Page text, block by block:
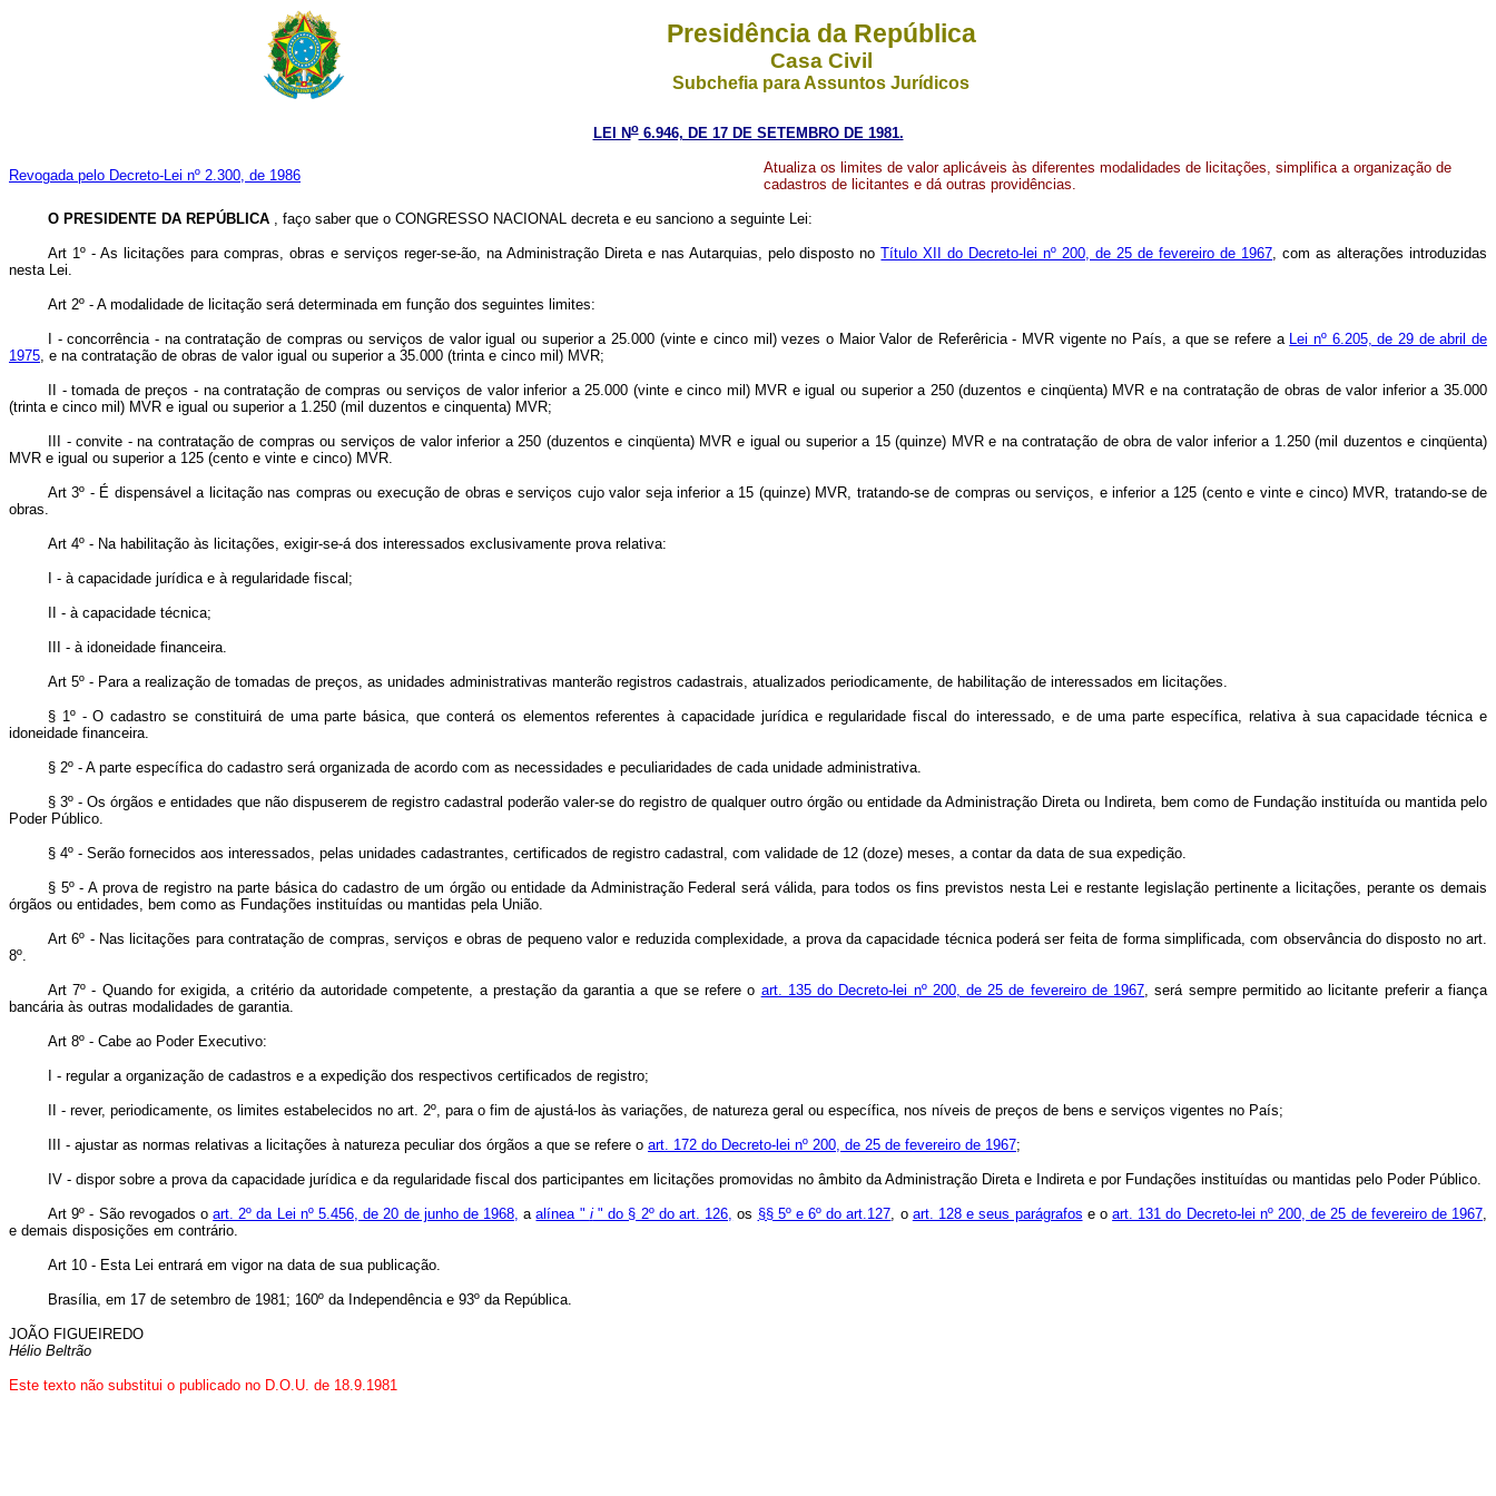
Presidência da República
Casa Civil
Subchefia para Assuntos Jurídicos
LEI No6.946, DE 17 DE SETEMBRO DE 1981.
Revogada pelo Decreto-Lei nº 2.300, de 1986
Atualiza os limites de valor aplicáveis às diferentes modalidades de licitações, simplifica a organização de
cadastros de licitantes e dá outras providências.
O PRESIDENTE DA REPÚBLICA , faço saber que o CONGRESSO NACIONAL decreta e eu sanciono a seguinte Lei:
Art 1º - As licitações para compras, obras e serviços reger-se-ão, na Administração Direta e nas Autarquias, pelo disposto noTítulo XII do Decreto-lei nº 200, de 25 de fevereiro de 1967, com as alterações introduzidas
nesta Lei.
Art 2º - A modalidade de licitação será determinada em função dos seguintes limites:
I - concorrência - na contratação de compras ou serviços de valor igual ou superior a 25.000 (vinte e cinco mil) vezes o Maior Valor de Referêricia - MVR vigente no País, a que se refere a Lei nº 6.205, de 29 de abril de
1975, e na contratação de obras de valor igual ou superior a 35.000 (trinta e cinco mil) MVR;
II - tomada de preços - na contratação de compras ou serviços de valor inferior a 25.000 (vinte e cinco mil) MVR e igual ou superior a 250 (duzentos e cinqüenta) MVR e na contratação de obras de valor inferior a 35.000
(trinta e cinco mil) MVR e igual ou superior a 1.250 (mil duzentos e cinquenta) MVR;
III - convite - na contratação de compras ou serviços de valor inferior a 250 (duzentos e cinqüenta) MVR e igual ou superior a 15 (quinze) MVR e na contratação de obra de valor inferior a 1.250 (mil duzentos e cinqüenta)
MVR e igual ou superior a 125 (cento e vinte e cinco) MVR.
Art 3º - É dispensável a licitação nas compras ou execução de obras e serviços cujo valor seja inferior a 15 (quinze) MVR, tratando-se de compras ou serviços, e inferior a 125 (cento e vinte e cinco) MVR, tratando-se de
obras.
Art 4º - Na habilitação às licitações, exigir-se-á dos interessados exclusivamente prova relativa:
I - à capacidade jurídica e à regularidade fiscal;
II - à capacidade técnica;
III - à idoneidade financeira.
Art 5º - Para a realização de tomadas de preços, as unidades administrativas manterão registros cadastrais, atualizados periodicamente, de habilitação de interessados em licitações.
§ 1º - O cadastro se constituirá de uma parte básica, que conterá os elementos referentes à capacidade jurídica e regularidade fiscal do interessado, e de uma parte específica, relativa à sua capacidade técnica e
idoneidade financeira.
§ 2º - A parte específica do cadastro será organizada de acordo com as necessidades e peculiaridades de cada unidade administrativa.
§ 3º - Os órgãos e entidades que não dispuserem de registro cadastral poderão valer-se do registro de qualquer outro órgão ou entidade da Administração Direta ou Indireta, bem como de Fundação instituída ou mantida pelo
Poder Público.
§ 4º - Serão fornecidos aos interessados, pelas unidades cadastrantes, certificados de registro cadastral, com validade de 12 (doze) meses, a contar da data de sua expedição.
§ 5º - A prova de registro na parte básica do cadastro de um órgão ou entidade da Administração Federal será válida, para todos os fins previstos nesta Lei e restante legislação pertinente a licitações, perante os demais
órgãos ou entidades, bem como as Fundações instituídas ou mantidas pela União.
Art 6º - Nas licitações para contratação de compras, serviços e obras de pequeno valor e reduzida complexidade, a prova da capacidade técnica poderá ser feita de forma simplificada, com observância do disposto no art.
8º.
Art 7º - Quando for exigida, a critério da autoridade competente, a prestação da garantia a que se refere o art. 135 do Decreto-lei nº 200, de 25 de fevereiro de 1967, será sempre permitido ao licitante preferir a fiança
bancária às outras modalidades de garantia.
Art 8º - Cabe ao Poder Executivo:
I - regular a organização de cadastros e a expedição dos respectivos certificados de registro;
II - rever, periodicamente, os limites estabelecidos no art. 2º, para o fim de ajustá-los às variações, de natureza geral ou específica, nos níveis de preços de bens e serviços vigentes no País;
III - ajustar as normas relativas a licitações à natureza peculiar dos órgãos a que se refere o art. 172 do Decreto-lei nº 200, de 25 de fevereiro de 1967;
IV - dispor sobre a prova da capacidade jurídica e da regularidade fiscal dos participantes em licitações promovidas no âmbito da Administração Direta e Indireta e por Fundações instituídas ou mantidas pelo Poder Público.
Art 9º - São revogados oart. 2º da Lei nº 5.456, de 20 de junho de 1968, aalínea " i" do § 2º do art. 126, os §§ 5º e 6º do art.127, o art. 128 e seus parágrafos e oart. 131 do Decreto-lei nº 200, de 25 de fevereiro de 1967,
e demais disposições em contrário.
Art 10 - Esta Lei entrará em vigor na data de sua publicação.
Brasília, em 17 de setembro de 1981; 160º da Independência e 93º da República.
JOÃO FIGUEIREDO
Hélio Beltrão
Este texto não substitui o publicado no D.O.U. de 18.9.1981